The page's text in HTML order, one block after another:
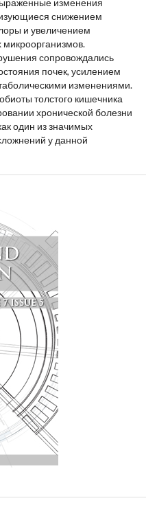
изменения
снижением
и увеличением
сопровождались
почек, усилением
изменениями.
толстого кишечника
хронической болезни
один из значимых
у данной